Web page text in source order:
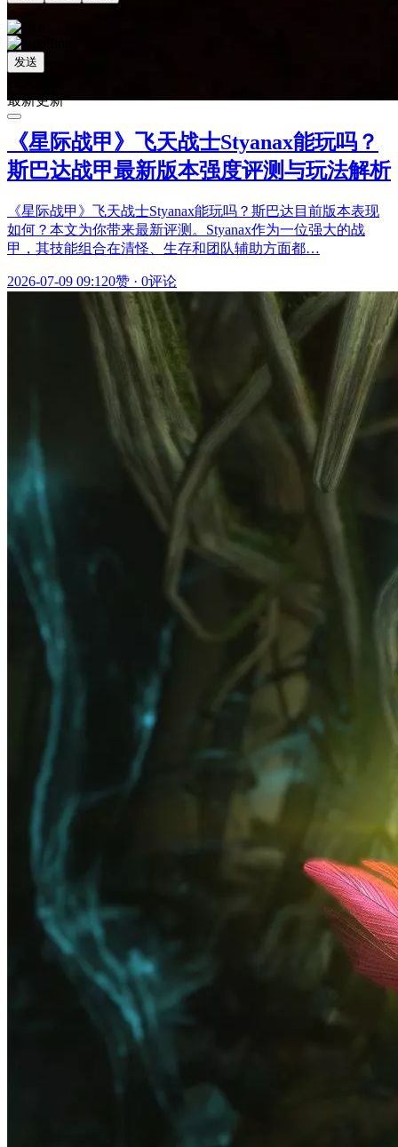
发送
最新更新
《星际战甲》飞天战士Styanax能玩吗？
斯巴达战甲最新版本强度评测与玩法解析
《星际战甲》飞天战士Styanax能玩吗？斯巴达目前版本表现
如何？本文为你带来最新评测。Styanax作为一位强大的战
甲，其技能组合在清怪、生存和团队辅助方面都…
2026-07-09 09:120赞 · 0评论